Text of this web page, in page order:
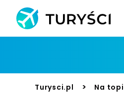
Turysci.pl > Na